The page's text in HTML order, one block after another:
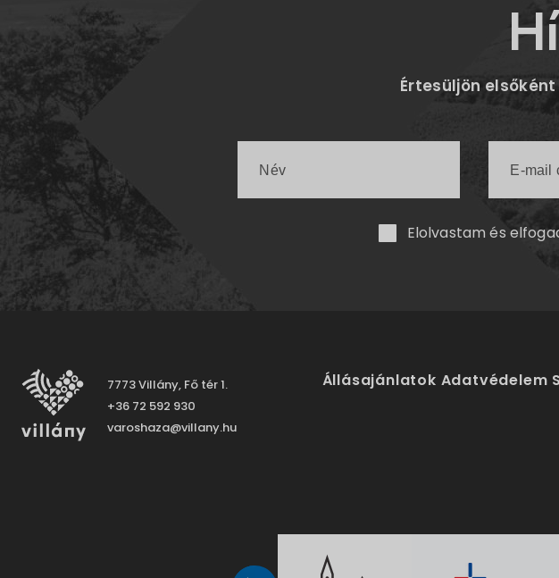
Értesüljön
Elolvastam és
7773 Villány, Fő tér 1.
+36 72 592 930
varoshaza@villany.hu
Állásajánlatok Adatvédelem